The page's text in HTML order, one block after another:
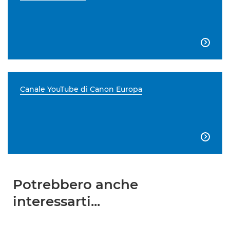

Canale YouTube di Canon Europa

Potrebbero anche
interessarti...